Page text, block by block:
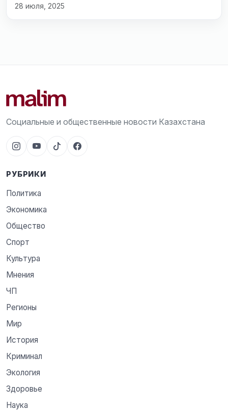
28 июля, 2025
Социальные и общественные новости Казахстана
РУБРИКИ
Политика
Экономика
Общество
Спорт
Культура
Мнения
ЧП
Регионы
Мир
История
Криминал
Экология
Здоровье
Наука